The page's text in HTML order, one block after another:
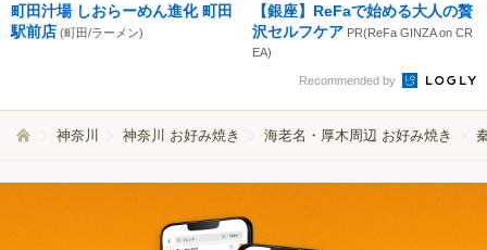
町田汁場 しおらーめん進化 町田
駅前店 (町田/ラーメン)
【銀座】ReFaで始める大人の贅
沢セルフケア PR(ReFa GINZA on CR
EA)
Recommended by
神奈川 神奈川 お好み焼き 海老名・厚木周辺 お好み焼き